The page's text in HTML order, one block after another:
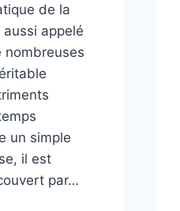
de la
appelé
nombreuses
un simple
il est
par…